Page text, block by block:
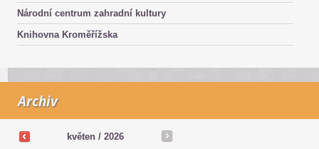
Národní centrum zahradní kultury
Knihovna Kroměřížska
Archiv
květen / 2026